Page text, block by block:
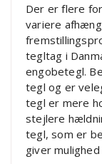
Der er flere
variere
tegltag i
engobetegl.
tegl og er
tegl er mere
stejlere
tegl, som er
giver